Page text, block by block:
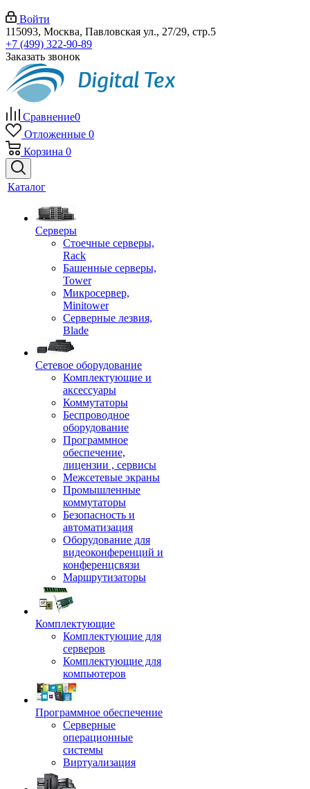
Войти
115093, Москва, Павловская ул., 27/29, стр.5
+7 (499) 322-90-89
Заказать звонок
Сравнение0
Отложенные 0
Корзина 0
Каталог
Серверы
Стоечные серверы,
Rack
Башенные серверы,
Tower
Микросервер,
Minitower
Серверные лезвия,
Blade
Сетевое оборудование
Комплектующие и
аксессуары
Коммутаторы
Беспроводное
оборудование
Программное
обеспечение,
лицензии , сервисы
Межсетевые экраны
Промышленные
коммутаторы
Безопасность и
автоматизация
Оборудование для
видеоконференций и
конференцсвязи
Маршрутизаторы
Комплектующие
Комплектующие для
серверов
Комплектующие для
компьютеров
Программное обеспечение
Серверные
операционные
системы
Виртуализация